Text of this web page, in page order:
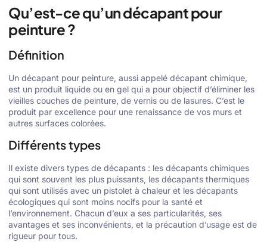
Qu’est-ce qu’un décapant pour
peinture ?
Définition
Un décapant pour peinture, aussi appelé décapant chimique,
est un produit liquide ou en gel qui a pour objectif d’éliminer les
vieilles couches de peinture, de vernis ou de lasures. C’est le
produit par excellence pour une renaissance de vos murs et
autres surfaces colorées.
Différents types
Il existe divers types de décapants : les décapants chimiques
qui sont souvent les plus puissants, les décapants thermiques
qui sont utilisés avec un pistolet à chaleur et les décapants
écologiques qui sont moins nocifs pour la santé et
l’environnement. Chacun d’eux a ses particularités, ses
avantages et ses inconvénients, et la précaution d’usage est de
rigueur pour tous.